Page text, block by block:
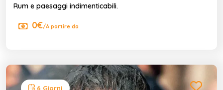
Rum e paesaggi indimenticabili.
0€/A partire da
6 Giorni